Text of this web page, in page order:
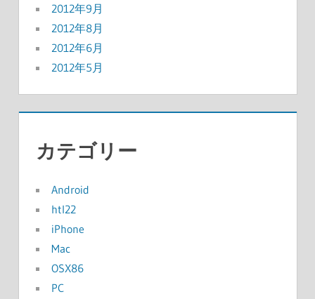
2012年9月
2012年8月
2012年6月
2012年5月
カテゴリー
Android
htl22
iPhone
Mac
OSX86
PC